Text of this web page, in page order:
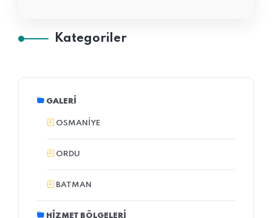
Kategoriler
GALERI
OSMANIYE
ORDU
BATMAN
HIZMET BÖLGELERI